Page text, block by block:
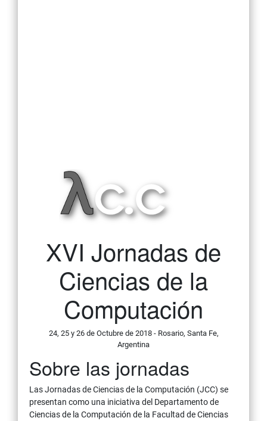
XVI Jornadas de
Ciencias de la
Computación
24, 25 y 26 de Octubre de 2018 - Rosario, Santa Fe,
Argentina
Sobre las jornadas
Las Jornadas de Ciencias de la Computación (JCC) se
presentan como una iniciativa del Departamento de
Ciencias de la Computación de la Facultad de Ciencias